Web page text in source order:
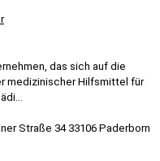
das sich auf die
medizinischer Hilfsmittel für
Straße 34 33106 Paderborn